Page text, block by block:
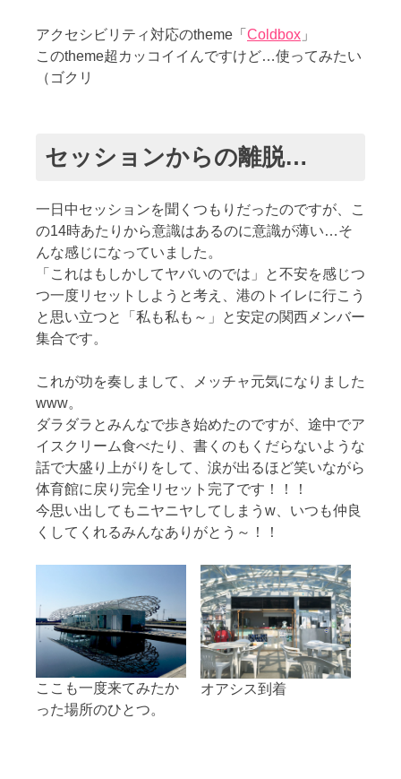
アクセシビリティ対応のtheme「 Coldbox 」
このtheme超カッコイイんですけど…使ってみたい
（ゴクリ
セッションからの離脱…
一日中セッションを聞くつもりだったのですが、こ
の14時あたりから意識はあるのに意識が薄い…そ
んな感じになっていました。
「これはもしかしてヤバいのでは」と不安を感じつ
つ一度リセットしようと考え、港のトイレに行こう
と思い立つと「私も私も～」と安定の関西メンバー
集合です。
これが功を奏しまして、メッチャ元気になりました
www。
ダラダラとみんなで歩き始めたのですが、途中でア
イスクリーム食べたり、書くのもくだらないような
話で大盛り上がりをして、涙が出るほど笑いながら
体育館に戻り完全リセット完了です！！！
今思い出してもニヤニヤしてしまうw、いつも仲良
くしてくれるみんなありがとう～！！
ここも一度来てみたか
った場所のひとつ。
オアシス到着